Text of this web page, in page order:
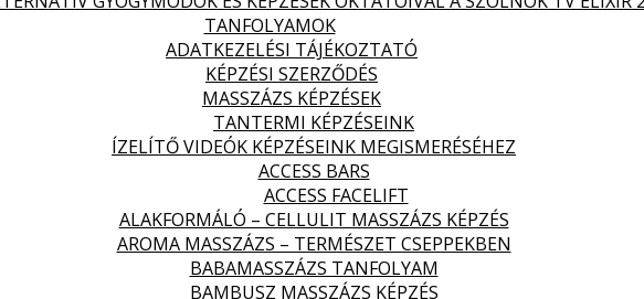
TANFOLYAMOK
ADATKEZELÉSI TÁJÉKOZTATÓ
KÉPZÉSI SZERZŐDÉS
MASSZÁZS KÉPZÉSEK
TANTERMI KÉPZÉSEINK
ÍZELÍTŐ VIDEÓK KÉPZÉSEINK MEGISMERÉSÉHEZ
ACCESS BARS
ACCESS FACELIFT
ALAKFORMÁLÓ – CELLULIT MASSZÁZS KÉPZÉS
AROMA MASSZÁZS – TERMÉSZET CSEPPEKBEN
BABAMASSZÁZS TANFOLYAM
BAMBUSZ MASSZÁZS KÉPZÉS